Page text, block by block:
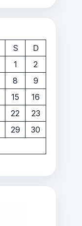
S
D
1
2
8
9
15
16
22
23
29
30